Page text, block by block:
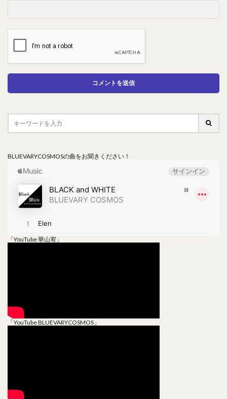
BLUEVARYCOSMOSの曲をお聞きください！
「YouTube 華山宥」
「YouTube BLUEVARYCOSMOS」